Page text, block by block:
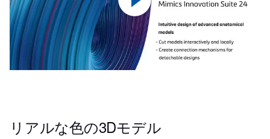
リアルな色の3Dモデル